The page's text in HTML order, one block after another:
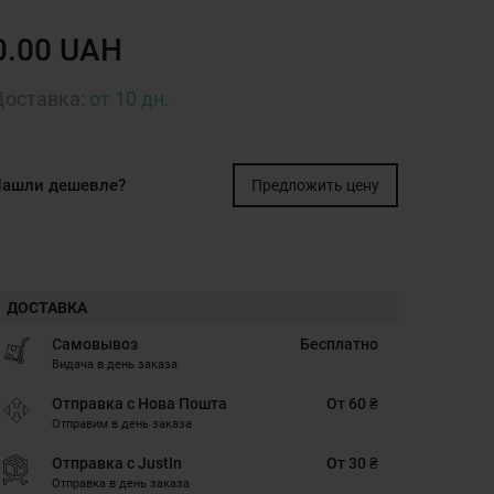
UAH
от 10 дн.
дешевле? Предложить цену
ДОСТАВКА
Самовывоз
Видача в день заказа
Бесплатно
Отправка с Нова Пошта
Отправим в день заказа
От 60 ₴
Отправка с JustIn
Отправка в день заказа
От 30 ₴